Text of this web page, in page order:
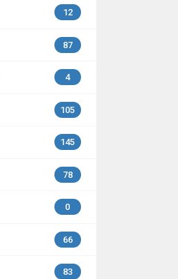
12
87
4
105
145
78
0
66
83